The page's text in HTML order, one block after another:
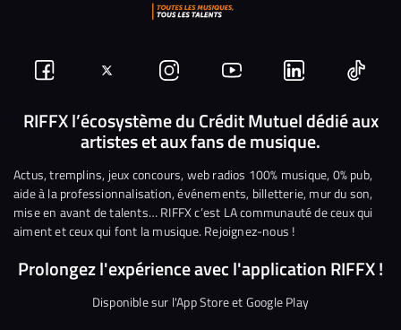
Suivez-
nous
Facebook
Suivez-
nous
sur
Twitter
Nous
rejoindre
sur
Instagram
Nous
rejoindre
sur
YouTube
Nous
rejoindre
sur
Linkedin
Nous
RIFFX l’écosystème du Crédit Mutuel dédié aux
artistes et aux fans de musique.
Actus, tremplins, jeux concours, web radios 100% musique, 0% pub,
aide à la professionnalisation, événements, billetterie, mur du son,
mise en avant de talents… RIFFX c’est LA communauté de ceux qui
aiment et ceux qui font la musique. Rejoignez-nous !
Prolongez l'expérience avec l'application RIFFX !
Disponible sur l'App Store et Google Play